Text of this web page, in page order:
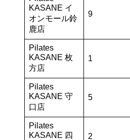
KASANE イ
オンモール鈴
鹿店
9
Pilates
KASANE 枚
方店
1
Pilates
KASANE 守
口店
5
Pilates
KASANE 四
2